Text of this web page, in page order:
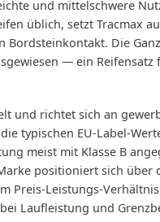
und mittelschwere
üblich, setzt Tracmax
Die
— ein Reifensatz
und richtet sich an
typischen EU-Label-
meist mit Klasse B
positioniert sich
Preis-Leistungs-
Laufleistung und